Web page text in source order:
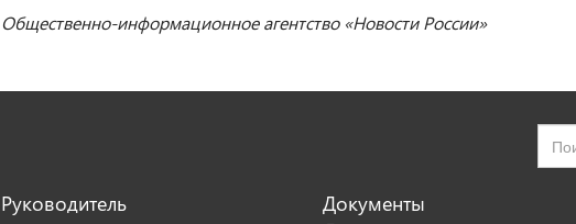
Общественно-информационное агентство «Новости России»
Руководитель
Документы